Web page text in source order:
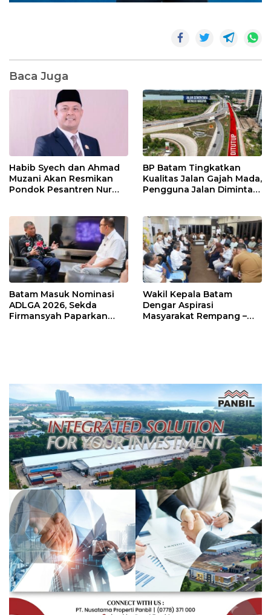
Baca Juga
Habib Syech dan Ahmad
Muzani Akan Resmikan
Pondok Pesantren Nur
BP Batam Tingkatkan
Kualitas Jalan Gajah Mada,
Pengguna Jalan Diminta
Batam Masuk Nominasi
ADLGA 2026, Sekda
Firmansyah Paparkan
Wakil Kepala Batam
Dengar Aspirasi
Masyarakat Rempang –